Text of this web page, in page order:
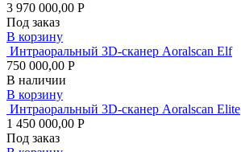
3 970 000,00 Р
Под заказ
В корзину
Интраоральный 3D-сканер Aoralscan Elf
750 000,00 Р
В наличии
В корзину
Интраоральный 3D-сканер Aoralscan Elite
1 450 000,00 Р
Под заказ